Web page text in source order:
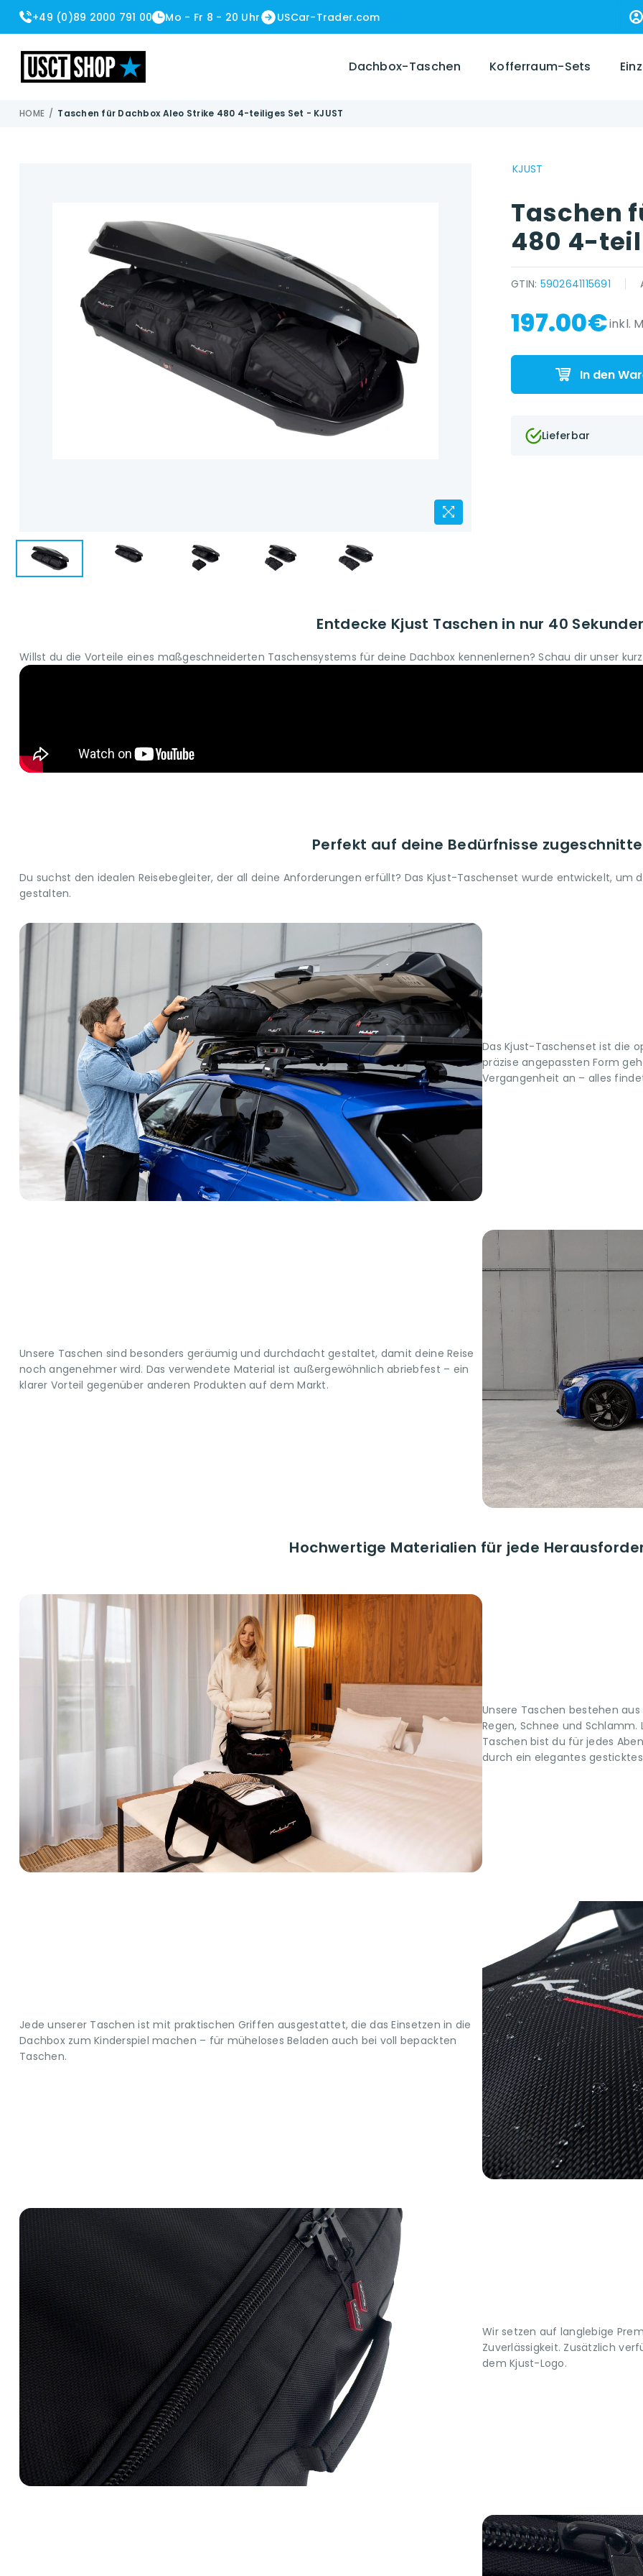
+49 (0)89 2000 791 00 Mo - Fr 8 - 20 Uhr USCar-Trader.com
Dachbox-Taschen Kofferraum-Sets
HOME / Taschen für Dachbox Aleo Strike 480 4-teiliges Set - KJUST
KJUST
Taschen
480 4-
GTIN: 5902641115691
{{ name }} auf
197.00€inkl.
In den
Lieferbar
Entdecke Kjust Taschen in nur 40
Willst du die Vorteile eines maßgeschneiderten Taschensystems für deine Dachbox kennenlernen? Schau dir unser
Perfekt auf deine Bedürfnisse
Du suchst den idealen Reisebegleiter, der all deine Anforderungen erfüllt? Das Kjust-Taschenset wurde entwickelt, um
gestalten.
Das Kjust-Taschenset ist die
präzise angepassten Form
Vergangenheit an – alles
Unsere Taschen sind besonders geräumig und durchdacht gestaltet, damit deine Reise
noch angenehmer wird. Das verwendete Material ist außergewöhnlich abriebfest – ein
klarer Vorteil gegenüber anderen Produkten auf dem Markt.
Hochwertige Materialien für jede
Unsere Taschen bestehen
Regen, Schnee und
Taschen bist du für jedes
durch ein elegantes
Jede unserer Taschen ist mit praktischen Griffen ausgestattet, die das Einsetzen in die
Dachbox zum Kinderspiel machen – für müheloses Beladen auch bei voll bepackten
Taschen.
Wir setzen auf langlebige
Zuverlässigkeit. Zusätzlich
dem Kjust-Logo.